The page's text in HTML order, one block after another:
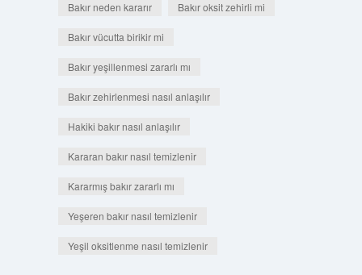
Bakır neden kararır Bakır oksit zehirli mi
Bakır vücutta birikir mi
Bakır yeşillenmesi zararlı mı
Bakır zehirlenmesi nasıl anlaşılır
Hakiki bakır nasıl anlaşılır
Kararan bakır nasıl temizlenir
Kararmış bakır zararlı mı
Yeşeren bakır nasıl temizlenir
Yeşil oksitlenme nasıl temizlenir